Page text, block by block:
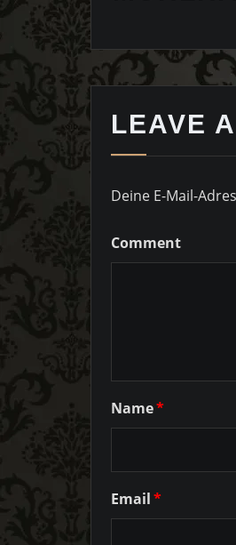
LEAVE
Deine E-Mail-
Comment
Name*
Email*